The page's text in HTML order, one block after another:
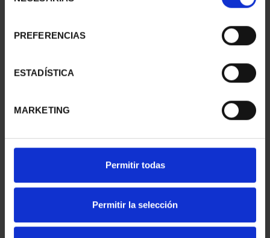
PREFERENCIAS
ESTADÍSTICA
MARKETING
Permitir todas
Permitir la selección
CIUDADES PATRIMONIO
73,00 €
CIUDADES PATRIMONIO
73,00 €